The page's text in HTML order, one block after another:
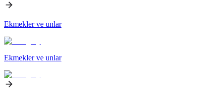
Ekmekler ve unlar
Ekmekler ve unlar